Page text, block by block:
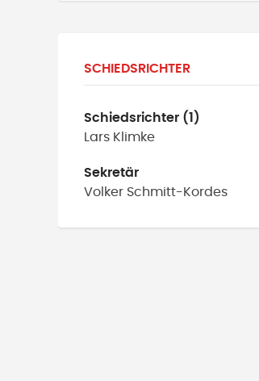
SCHIEDSRICHTER
Schiedsrichter (1)
Lars Klimke
Sekretär
Volker Schmitt-Kordes